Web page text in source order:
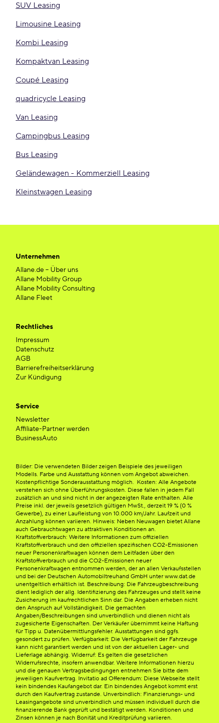
SUV Leasing
Limousine Leasing
Kombi Leasing
Kompaktvan Leasing
Coupé Leasing
quadricycle Leasing
Van Leasing
Campingbus Leasing
Bus Leasing
Geländewagen - Kommerziell Leasing
Kleinstwagen Leasing
Unternehmen
Allane.de – Über uns
Allane Mobility Group
Allane Mobility Consulting
Allane Fleet
Rechtliches
Impressum
Datenschutz
AGB
Barrierefreiheitserklärung
Zur Kündigung
Service
Newsletter
Affiliate-Partner werden
BusinessAuto
Bilder: Die verwendeten Bilder zeigen Beispiele des jeweiligen
Modells. Farbe und Ausstattung können vom Angebot abweichen.
Kostenpflichtige Sonderausstattung möglich. Kosten: Alle Angebote
verstehen sich ohne Überführungskosten. Diese fallen in jedem Fall
zusätzlich an und sind nicht in der angezeigten Rate enthalten. Alle
Preise inkl. der jeweils gesetzlich gültigen MwSt., derzeit 19 % (0 %
Gewerbe), zu einer Laufleistung von 10.000 km/Jahr. Laufzeit und
Anzahlung können variieren. Hinweis: Neben Neuwagen bietet Allane
auch Gebrauchtwagen zu attraktiven Konditionen an.
Kraftstoffverbrauch: Weitere Informationen zum offiziellen
Kraftstoffverbrauch und den offiziellen spezifischen CO2-Emissionen
neuer Personenkraftwagen können dem Leitfaden über den
Kraftstoffverbrauch und die CO2-Emissionen neuer
Personenkraftwagen entnommen werden, der an allen Verkaufsstellen
und bei der Deutschen Automobiltreuhand GmbH unter www.dat.de
unentgeltlich erhältlich ist. Beschreibung: Die Fahrzeugbeschreibung
dient lediglich der allg. Identifizierung des Fahrzeuges und stellt keine
Zusicherung im kaufrechtlichen Sinn dar. Die Angaben erheben nicht
den Anspruch auf Vollständigkeit. Die gemachten
Angaben/Beschreibungen sind unverbindlich und dienen nicht als
zugesicherte Eigenschaften. Der Verkäufer übernimmt keine Haftung
für Tipp u. Datenübermittlungsfehler. Ausstattungen sind ggfs.
gesondert zu prüfen. Verfügbarkeit: Die Verfügbarkeit der Fahrzeuge
kann nicht garantiert werden und ist von der aktuellen Lager- und
Lieferlage abhängig. Widerruf: Es gelten die gesetzlichen
Widerrufsrechte, insofern anwendbar. Weitere Informationen hierzu
und die genauen Vertragsbedingungen entnehmen Sie bitte dem
jeweiligen Kaufvertrag. Invitatio ad Offerendum: Diese Webseite stellt
kein bindendes Kaufangebot dar. Ein bindendes Angebot kommt erst
durch den Kaufvertrag zustande. Unverbindlich: Finanzierungs- und
Leasingangebote sind unverbindlich und müssen individuell durch die
finanzierende Bank geprüft und bestätigt werden. Konditionen und
Zinsen können je nach Bonität und Kreditprüfung variieren.